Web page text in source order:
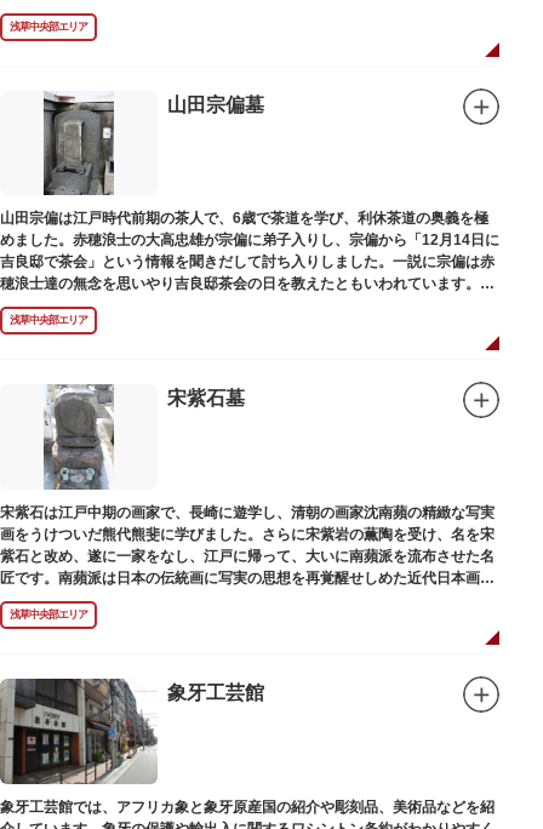
ほんじ）境内にあります。
浅草中央部エリア
山田宗偏墓
山田宗偏は江戸時代前期の茶人で、6歳で茶道を学び、利休茶道の奥義を極
めました。赤穂浪士の大高忠雄が宗偏に弟子入りし、宗偏から「12月14日に
吉良邸で茶会」という情報を聞きだして討ち入りしました。一説に宗偏は赤
穂浪士達の無念を思いやり吉良邸茶会の日を教えたともいわれています。お
墓は願竜寺（がんりゅうじ）境内にあります。
浅草中央部エリア
宋紫石墓
宋紫石は江戸中期の画家で、長崎に遊学し、清朝の画家沈南蘋の精緻な写実
画をうけついだ熊代熊斐に学びました。さらに宋紫岩の薫陶を受け、名を宋
紫石と改め、遂に一家をなし、江戸に帰って、大いに南蘋派を流布させた名
匠です。南蘋派は日本の伝統画に写実の思想を再覚醒せしめた近代日本画壇
の源流です。お墓は徳本寺（とくほんじ）境内にあります。
浅草中央部エリア
象牙工芸館
象牙工芸館では、アフリカ象と象牙原産国の紹介や彫刻品、美術品などを紹